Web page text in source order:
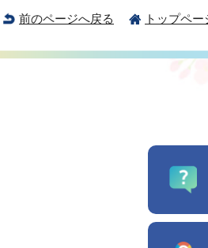
前のページへ戻る トップペー